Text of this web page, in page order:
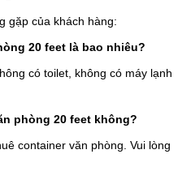
gặp của khách hàng:
20 feet là bao nhiêu?
có toilet, không có máy lạnh
phòng 20 feet không?
container văn phòng. Vui lòng